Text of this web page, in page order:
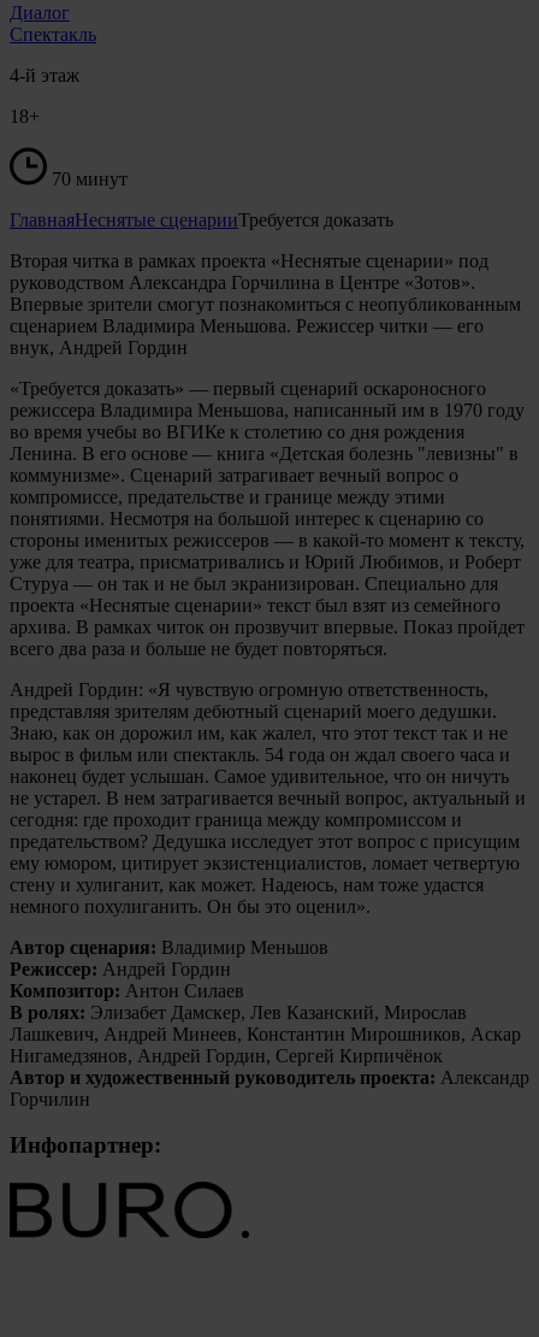
Диалог
Спектакль
4-й этаж
18+
70 минут
ГлавнаяНеснятые сценарииТребуется доказать
Вторая читка в рамках проекта «Неснятые сценарии»‎ под
руководством Александра Горчилина в Центре «Зотов»‎.
Впервые зрители смогут познакомиться с неопубликованным
сценарием Владимира Меньшова. Режиссер читки — его
внук, Андрей Гордин
«Требуется доказать» — первый сценарий оскароносного
режиссера Владимира Меньшова, написанный им в 1970 году
во время учебы во ВГИКе к столетию со дня рождения
Ленина. В его основе — книга «Детская болезнь "левизны" в
коммунизме». Сценарий затрагивает вечный вопрос о
компромиссе, предательстве и границе между этими
понятиями. Несмотря на большой интерес к сценарию со
стороны именитых режиссеров — в какой-то момент к тексту,
уже для театра, присматривались и Юрий Любимов, и Роберт
Стуруа — он так и не был экранизирован. Специально для
проекта «Неснятые сценарии» текст был взят из семейного
архива. В рамках читок он прозвучит впервые. Показ пройдет
всего два раза и больше не будет повторяться.
Андрей Гордин: «Я чувствую огромную ответственность,
представляя зрителям дебютный сценарий моего дедушки.
Знаю, как он дорожил им, как жалел, что этот текст так и не
вырос в фильм или спектакль. 54 года он ждал своего часа и
наконец будет услышан. Самое удивительное, что он ничуть
не устарел. В нем затрагивается вечный вопрос, актуальный и
сегодня: где проходит граница между компромиссом и
предательством? Дедушка исследует этот вопрос с присущим
ему юмором, цитирует экзистенциалистов, ломает четвертую
стену и хулиганит, как может. Надеюсь, нам тоже удастся
немного похулиганить. Он бы это оценил».
Автор сценария: Владимир Меньшов
Режиссер: Андрей Гордин
Композитор: Антон Силаев
В ролях: Элизабет Дамскер, Лев Казанский, Мирослав
Лашкевич, Андрей Минеев, Константин Мирошников, Аскар
Нигамедзянов, Андрей Гордин, Сергей Кирпичёнок
Автор и художественный руководитель проекта: Александр
Горчилин
Инфопартнер: